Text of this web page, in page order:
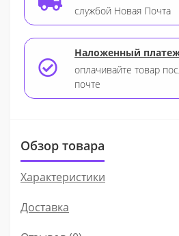
службой Новая Почта
Наложенный
оплачивайте товар
почте
Обзор товара
Характеристики
Доставка